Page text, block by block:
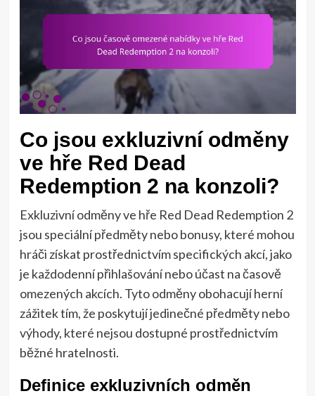
Co jsou exkluzivní odměny
ve hře Red Dead
Redemption 2 na konzoli?
Exkluzivní odměny ve hře Red Dead Redemption 2
jsou speciální předměty nebo bonusy, které mohou
hráči získat prostřednictvím specifických akcí, jako
je každodenní přihlašování nebo účast na časově
omezených akcích. Tyto odměny obohacují herní
zážitek tím, že poskytují jedinečné předměty nebo
výhody, které nejsou dostupné prostřednictvím
běžné hratelnosti.
Definice exkluzivních odměn